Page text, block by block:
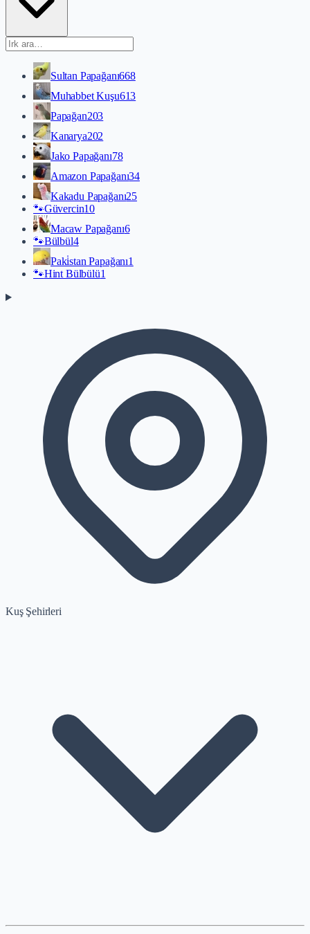
Sultan Papağanı668
Muhabbet Kuşu613
Papağan203
Kanarya202
Jako Papağanı78
Amazon Papağanı34
Kakadu Papağanı25
🐾Güvercin10
Macaw Papağanı6
🐾Bülbül4
Paki̇stan Papağanı1
🐾Hint Bülbülü1
Kuş Şehirleri